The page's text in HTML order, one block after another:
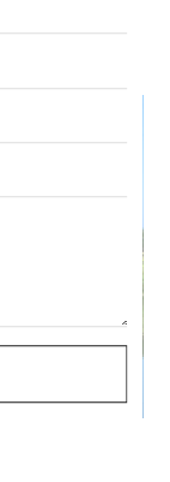
văn hóa, khu